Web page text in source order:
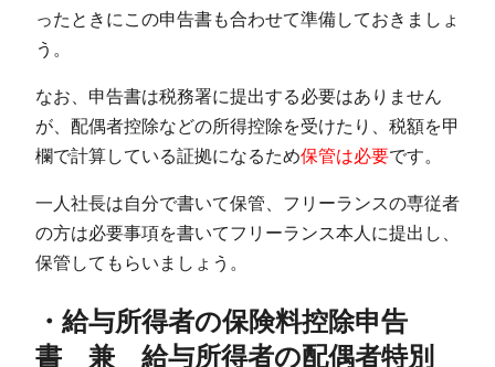
ったときにこの申告書も合わせて準備しておきましょ
う。
なお、申告書は税務署に提出する必要はありません
が、配偶者控除などの所得控除を受けたり、税額を甲
欄で計算している証拠になるため保管は必要です。
一人社長は自分で書いて保管、フリーランスの専従者
の方は必要事項を書いてフリーランス本人に提出し、
保管してもらいましょう。
・給与所得者の保険料控除申告
書 兼 給与所得者の配偶者特別